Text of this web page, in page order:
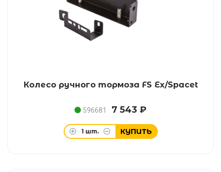
Колесо ручного тормоза FS Ex/Spacet
596681 7 543 ₽
1 шт. КУПИТЬ